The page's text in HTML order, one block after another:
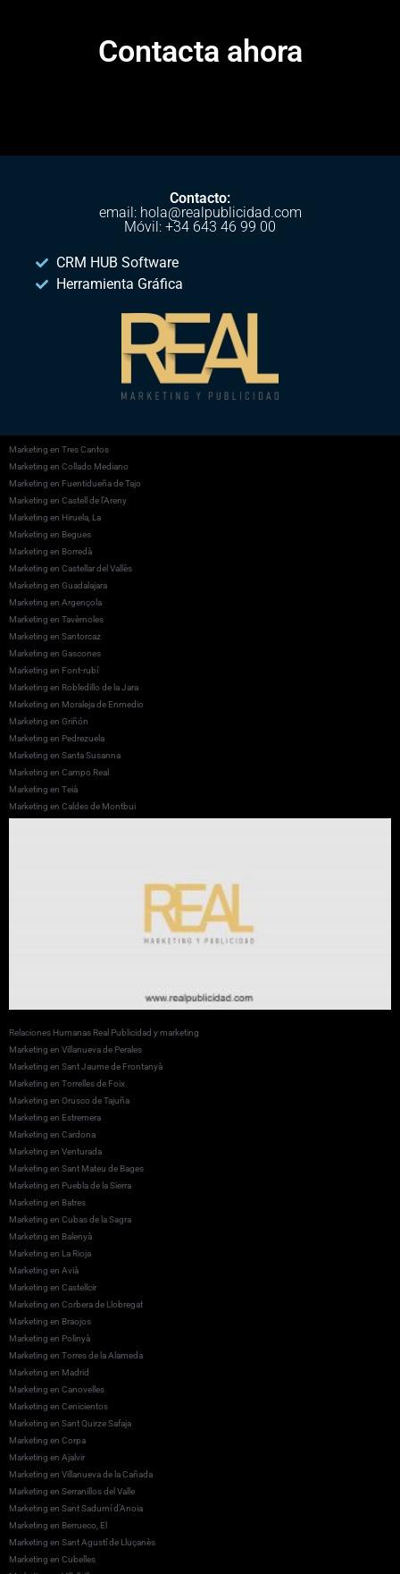
Contacta ahora
Contacto:
email: hola@realpublicidad.com
Móvil: +34 643 46 99 00
CRM HUB Software
Herramienta Gráfica
Marketing en Tres Cantos
Marketing en Collado Mediano
Marketing en Fuentidueña de Tajo
Marketing en Castell de l’Areny
Marketing en Hiruela, La
Marketing en Begues
Marketing en Borredà
Marketing en Castellar del Vallès
Marketing en Guadalajara
Marketing en Argençola
Marketing en Tavèrnoles
Marketing en Santorcaz
Marketing en Gascones
Marketing en Font-rubí
Marketing en Robledillo de la Jara
Marketing en Moraleja de Enmedio
Marketing en Griñón
Marketing en Pedrezuela
Marketing en Santa Susanna
Marketing en Campo Real
Marketing en Teià
Marketing en Caldes de Montbui
Relaciones Humanas Real Publicidad y marketing
Marketing en Villanueva de Perales
Marketing en Sant Jaume de Frontanyà
Marketing en Torrelles de Foix
Marketing en Orusco de Tajuña
Marketing en Estremera
Marketing en Cardona
Marketing en Venturada
Marketing en Sant Mateu de Bages
Marketing en Puebla de la Sierra
Marketing en Batres
Marketing en Cubas de la Sagra
Marketing en Balenyà
Marketing en La Rioja
Marketing en Avià
Marketing en Castellcir
Marketing en Corbera de Llobregat
Marketing en Braojos
Marketing en Polinyà
Marketing en Torres de la Alameda
Marketing en Madrid
Marketing en Canovelles
Marketing en Cenicientos
Marketing en Sant Quirze Safaja
Marketing en Corpa
Marketing en Ajalvir
Marketing en Villanueva de la Cañada
Marketing en Serranillos del Valle
Marketing en Sant Sadurní d’Anoia
Marketing en Berrueco, El
Marketing en Sant Agustí de Lluçanès
Marketing en Cubelles